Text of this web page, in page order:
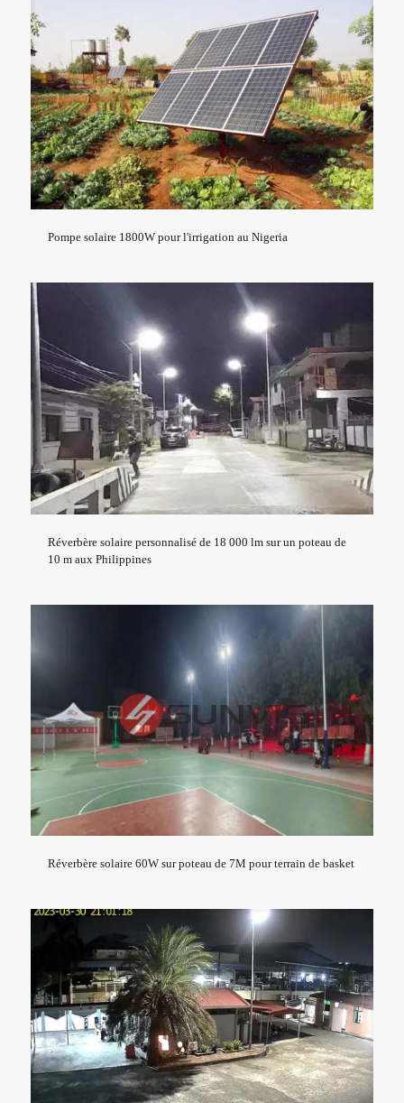
Pompe solaire 1800W pour l'irrigation au Nigeria
Réverbère solaire personnalisé de 18 000 lm sur un poteau de
10 m aux Philippines
Réverbère solaire 60W sur poteau de 7M pour terrain de basket